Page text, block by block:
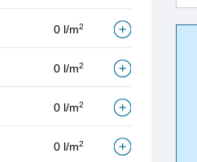
0 l/m2
0 l/m2
0 l/m2
0 l/m2